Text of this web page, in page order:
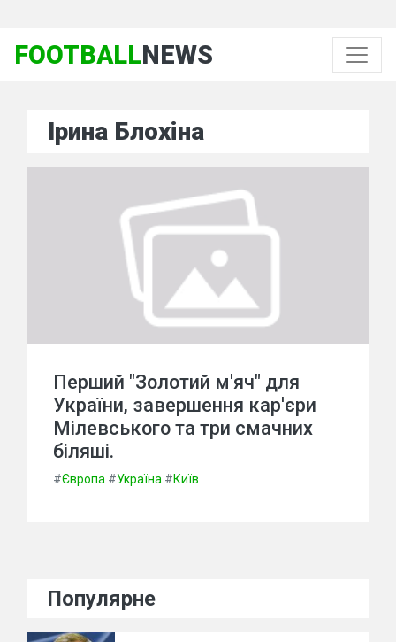
FOOTBALLNEWS
Ірина Блохіна
Перший "Золотий м'яч" для
України, завершення кар'єри
Мілевського та три смачних
біляші.
#Європа #Україна #Київ
Популярне